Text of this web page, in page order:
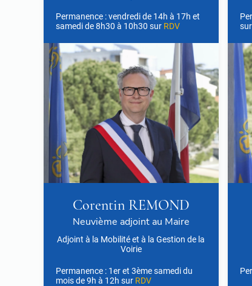
Permanence : vendredi de 14h à 17h et
samedi de 8h30 à 10h30 sur RDV
sur
Corentin REMOND
Neuvième adjoint au Maire
Adjoint à la Mobilité et à la Gestion de la
Voirie
Permanence : 1er et 3ème samedi du
mois de 9h à 12h sur RDV